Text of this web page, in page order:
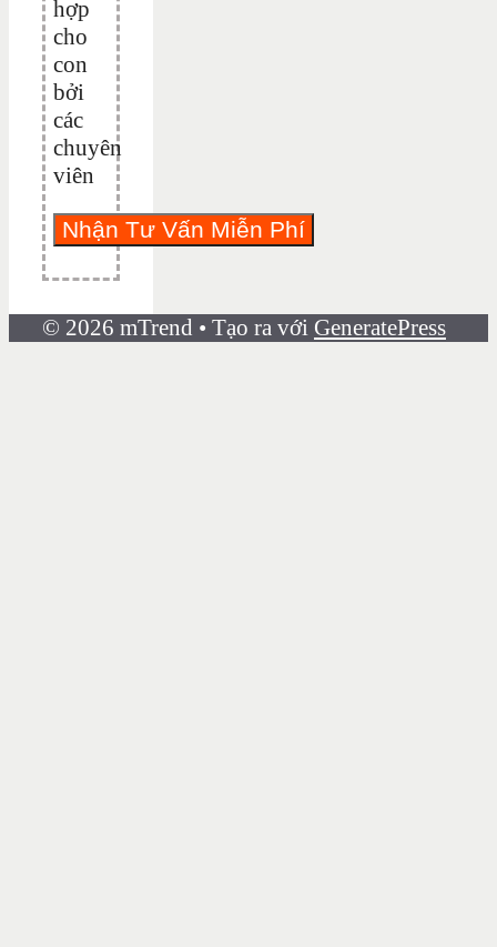
hợp
cho
con
bởi
các
chuyên
viên
© 2026 mTrend • Tạo ra với GeneratePress